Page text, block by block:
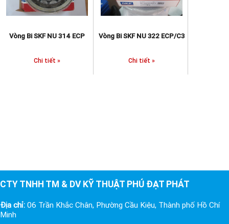
Vòng Bi SKF NU 314 ECP
Chi tiết »
Vòng Bi SKF NU 322 ECP/C3
Chi tiết »
CTY TNHH TM & DV KỸ THUẬT PHÚ ĐẠT PHÁT
Địa chỉ: 06 Trần Khắc Chân, Phường Cầu Kiệu, Thành phố Hồ Chí
Minh